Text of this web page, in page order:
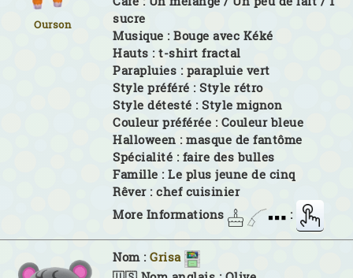
Ourson
sucre
Musique : Bouge avec Kéké
Hauts : t-shirt fractal
Parapluies : parapluie vert
Style préféré : Style rétro
Style détesté : Style mignon
Couleur préférée : Couleur bleue
Halloween : masque de fantôme
Spécialité : faire des bulles
Famille : Le plus jeune de cinq
Rêver : chef cuisinier
More Informations
:
Nom : Grisa